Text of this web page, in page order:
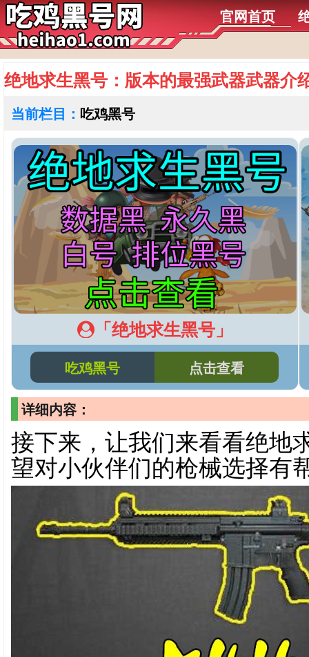
官网首页
绝地求生黑号：版本的最强武器武器介
当前栏目： 吃鸡黑号
「绝地求生黑号」
吃鸡黑号 点击查看
详细内容：
接下来，让我们来看看绝地
望对小伙伴们的枪械选择有